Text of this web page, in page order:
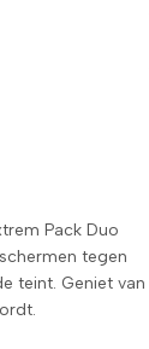
Pack Duo
tegen
teint. Geniet van